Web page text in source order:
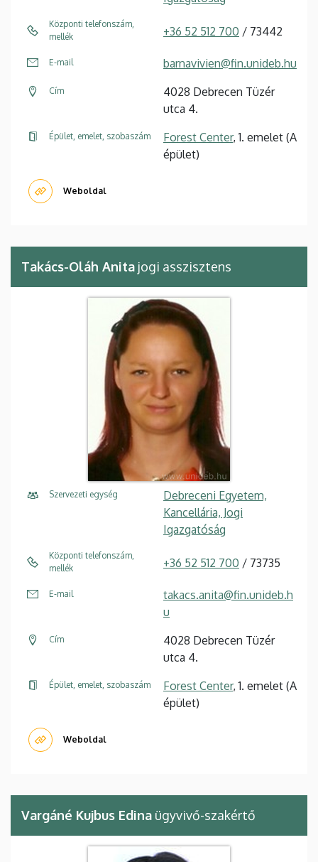
Központi telefonszám,
mellék
+36 52 512 700 / 73442
E-mail barnavivien@fin.unideb.hu
Cím
4028 Debrecen Tüzér
utca 4.
Épület, emelet, szobaszám Forest Center, 1. emelet (A
épület)
Weboldal
Takács-Oláh Anita jogi asszisztens
Szervezeti egység
Debreceni Egyetem,
Kancellária, Jogi
Igazgatóság
Központi telefonszám,
mellék
+36 52 512 700 / 73735
E-mail
takacs.anita@fin.unideb.h
u
Cím
4028 Debrecen Tüzér
utca 4.
Épület, emelet, szobaszám Forest Center, 1. emelet (A
épület)
Weboldal
Vargáné Kujbus Edina ügyvivő-szakértő